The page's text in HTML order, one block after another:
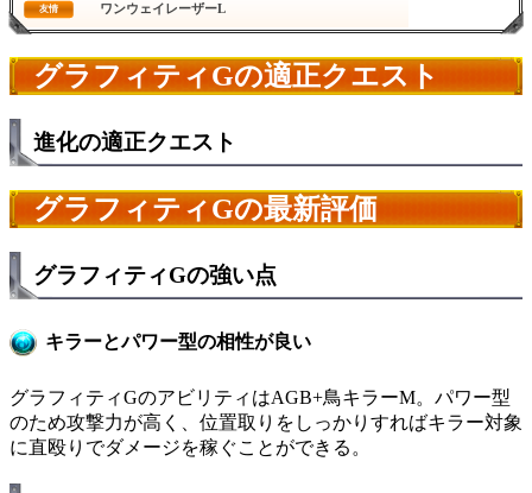
友情 ワンウェイレーザーL
グラフィティGの適正クエスト
進化の適正クエスト
グラフィティGの最新評価
グラフィティGの強い点
キラーとパワー型の相性が良い
グラフィティGのアビリティはAGB+鳥キラーM。パワー型
のため攻撃力が高く、位置取りをしっかりすればキラー対象
に直殴りでダメージを稼ぐことができる。